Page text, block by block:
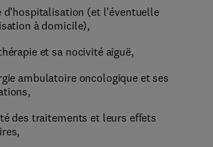
d’hospitalisation (et l’éventuelle
à domicile),
et sa nocivité aiguë,
ambulatoire oncologique et ses
des traitements et leurs effets